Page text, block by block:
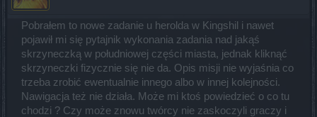
Pobrałem to nowe zadanie u herolda w Kingshil i nawet
pojawił mi się pytajnik wykonania zadania nad jakąś
skrzyneczką w południowej części miasta, jednak kliknąć
skrzyneczki fizycznie się nie da. Opis misji nie wyjaśnia co
trzeba zrobić ewentualnie innego albo w innej kolejności.
Nawigacja też nie działa. Może mi ktoś powiedzieć o co tu
chodzi ? Czy może znowu twórcy nie zaskoczyli graczy i